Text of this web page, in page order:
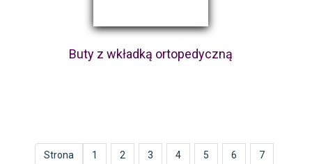
Buty z wkładką ortopedyczną
Strona 1 2 3 4 5 6 7